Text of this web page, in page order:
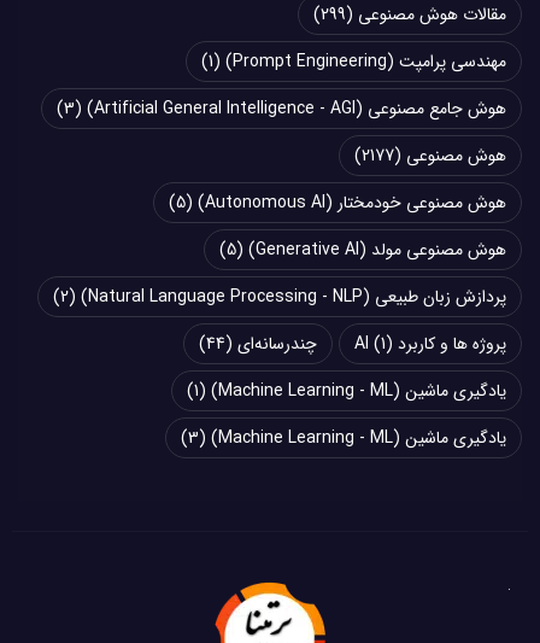
مقالات هوش مصنوعی (299)
مهندسی پرامپت (Prompt Engineering)
(1)
هوش جامع مصنوعی (Artificial General Intelligence - AGI)
(3)
هوش مصنوعی (2177)
هوش مصنوعی خودمختار (Autonomous AI)
(5)
هوش مصنوعی مولد (Generative AI)
(5)
پردازش زبان طبیعی (Natural Language Processing - NLP)
(2)
پروژه ها و کاربرد AI (1) چند‌‌رسانه‌ای (44)
یادگیری ماشین (Machine Learning - ML)
(1)
یادگیری ماشین (Machine Learning - ML)
(3)